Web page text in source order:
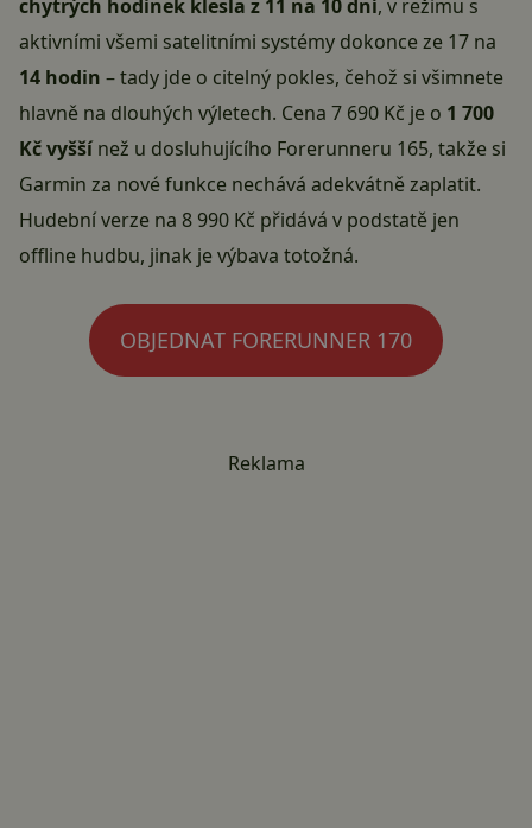
chytrých hodinek klesla z 11 na 10 dní, v režimu s
aktivními všemi satelitními systémy dokonce ze 17 na
14 hodin – tady jde o citelný pokles, čehož si všimnete
hlavně na dlouhých výletech. Cena 7 690 Kč je o 1 700
Kč vyššínež u dosluhujícího Forerunneru 165, takže si
Garmin za nové funkce nechává adekvátně zaplatit.
Hudební verze na 8 990 Kč přidává v podstatě jen
offline hudbu, jinak je výbava totožná.
OBJEDNAT FORERUNNER 170
Reklama